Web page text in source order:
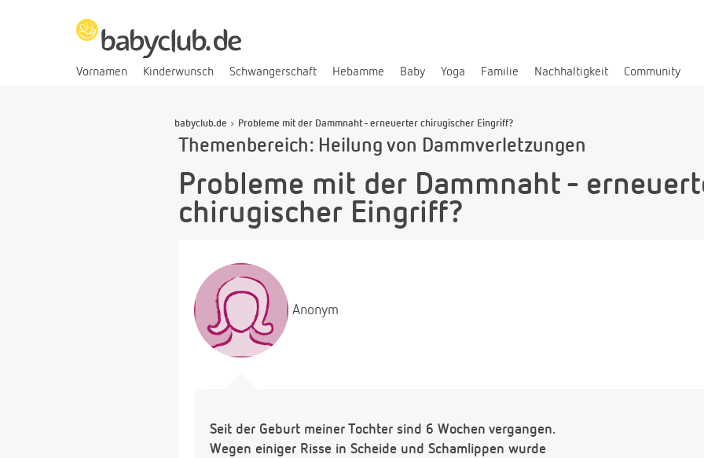
Vornamen Kinderwunsch Schwangerschaft Hebamme Baby Yoga Familie Nachhaltigkeit Community
babyclub.de Probleme mit der Dammnaht - erneuerter chirugischer Eingriff?
Themenbereich: Heilung von Dammverletzungen
Probleme mit der Dammnaht -
chirugischer Eingriff?
Anonym
Seit der Geburt meiner Tochter sind 6 Wochen vergangen.
Wegen einiger Risse in Scheide und Schamlippen wurde